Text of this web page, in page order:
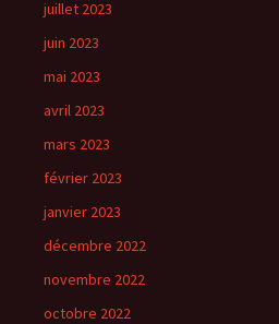
juillet 2023
juin 2023
mai 2023
avril 2023
mars 2023
février 2023
janvier 2023
décembre 2022
novembre 2022
octobre 2022